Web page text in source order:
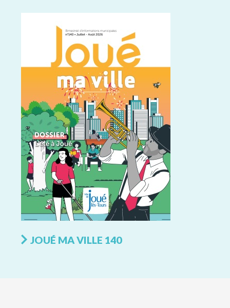
JOUÉ MA VILLE 140